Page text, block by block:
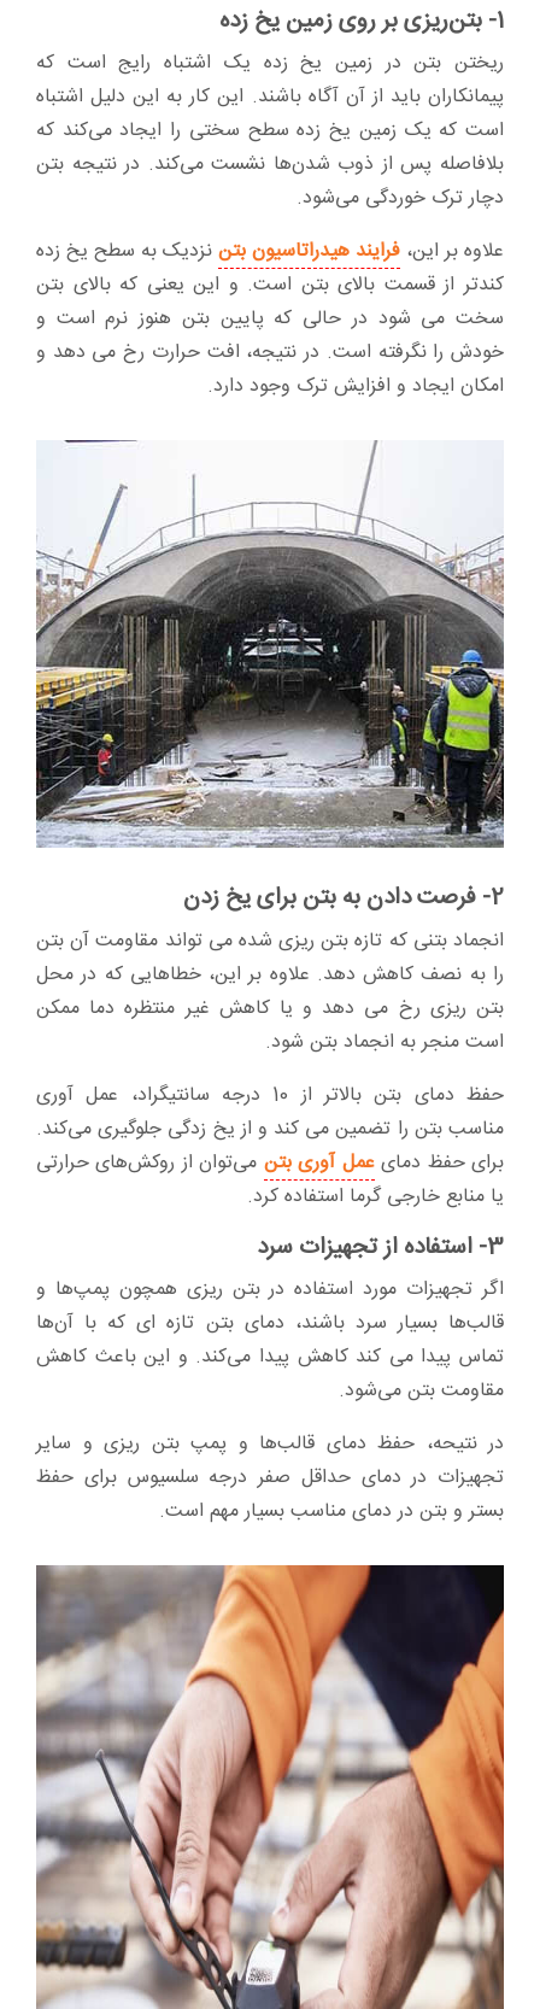
1- بتن‌ریزی بر روی زمین یخ زده
ریختن بتن در زمین یخ زده یک اشتباه رایج است که
پیمانکاران باید از آن آگاه باشند. این کار به این دلیل اشتباه
است که یک زمین یخ زده سطح سختی را ایجاد می‌کند که
بلافاصله پس از ذوب شدن‌ها نشست می‌کند. در نتیجه بتن
دچار ترک خوردگی می‌شود.
علاوه بر این، فرایند هیدراتاسیون بتننزدیک به سطح یخ زده
کندتر از قسمت بالای بتن است. و این یعنی که بالای بتن
سخت می شود در حالی که پایین بتن هنوز نرم است و
خودش را نگرفته است. در نتیجه، افت حرارت رخ می دهد و
امکان ایجاد و افزایش ترک وجود دارد.
2- فرصت دادن به بتن برای یخ زدن
انجماد بتنی که تازه بتن ریزی شده می تواند مقاومت آن بتن
را به نصف کاهش دهد. علاوه بر این، خطاهایی که در محل
بتن ریزی رخ می دهد و یا کاهش غیر منتظره دما ممکن
است منجر به انجماد بتن شود.
حفظ دمای بتن بالاتر از 10 درجه سانتیگراد، عمل آوری
مناسب بتن را تضمین می کند و از یخ زدگی جلوگیری می‌کند.
برای حفظ دمایعمل آوری بتن می‌توان از روکش‌های حرارتی
یا منابع خارجی گرما استفاده کرد.
3- استفاده از تجهیزات سرد
اگر تجهیزات مورد استفاده در بتن ریزی همچون پمپ‌ها و
قالب‌ها بسیار سرد باشند، دمای بتن تازه ای که با آن‌ها
تماس پیدا می کند کاهش پیدا می‌کند. و این باعث کاهش
مقاومت بتن می‌شود.
در نتیحه، حفظ دمای قالب‌ها و پمپ بتن ریزی و سایر
تجهیزات در دمای حداقل صفر درجه سلسیوس برای حفظ
بستر و بتن در دمای مناسب بسیار مهم است.